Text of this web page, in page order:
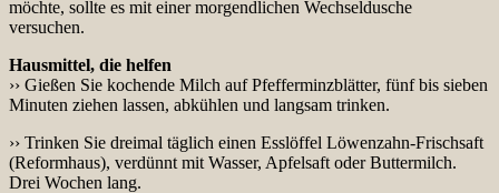
möchte, sollte es mit einer morgendlichen Wechseldusche
versuchen.
Hausmittel, die helfen
›› Gießen Sie kochende Milch auf Pfefferminzblätter, fünf bis sieben
Minuten ziehen lassen, abkühlen und langsam trinken.
›› Trinken Sie dreimal täglich einen Esslöffel Löwenzahn-Frischsaft
(Reformhaus), verdünnt mit Wasser, Apfelsaft oder Buttermilch.
Drei Wochen lang.